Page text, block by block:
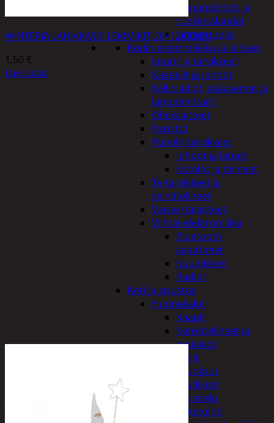
Linnunpöntöt ja
ruokintalaudat
Linnunruoka
Kodin elektroniikka ja laitteet
Imurit ja tarvikkeet
Kaapelit ja johdot
Kelloradiot, sääasemat ja
lämpömittarit
Oheislaitteet
Paristot
Puhelintarvikkeet
Johdot ja laturit
Kotelot ja telineet
Tv-tarvikkeet ja
seinätelineet
Varavirtalaitteet
Viihde-elektroniikka
Bluetooth
kaiuttimet
Kuulokkeet
Radiot
Koti ja sisustus
Huonekalut
Kaapit
Kenkätelineet ja
naulakot
Peilit
Huonetuoksut
Juhlatarvikkeet
Koristelu
Paketointi
WINTERIA LAHJAKASSI LEMMIKIT 26×12×32CM
1,50 €
Lue Lisää